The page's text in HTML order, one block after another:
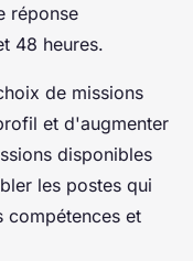
réponse
48 heures.
de missions
et d'augmenter
disponibles
les postes qui
compétences et